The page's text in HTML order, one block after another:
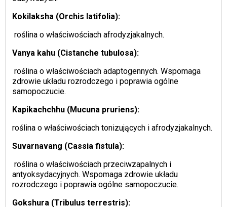
Kokilaksha (Orchis latifolia):
roślina o właściwościach afrodyzjakalnych.
Vanya kahu (Cistanche tubulosa):
roślina o właściwościach adaptogennych. Wspomaga
zdrowie układu rozrodczego i poprawia ogólne
samopoczucie.
Kapikachchhu (Mucuna pruriens):
roślina o właściwościach tonizujących i afrodyzjakalnych.
Suvarnavang (Cassia fistula):
roślina o właściwościach przeciwzapalnych i
antyoksydacyjnych. Wspomaga zdrowie układu
rozrodczego i poprawia ogólne samopoczucie.
Gokshura (Tribulus terrestris):